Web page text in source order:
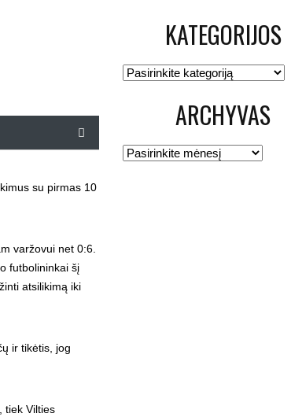
su pirmas 10
varžovui net 0:6.
futbolininkai šį
atsilikimą iki
ir tikėtis, jog
tiek Vilties
KATEGORIJOS
Kategorijos
ARCHYVAS
Archyvas